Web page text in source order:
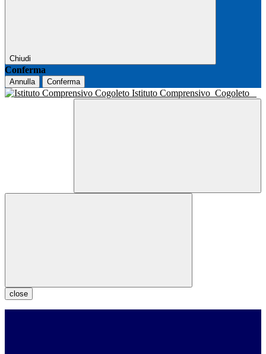
Chiudi
Conferma
Annulla Conferma
Istituto Comprensivo Cogoleto
close